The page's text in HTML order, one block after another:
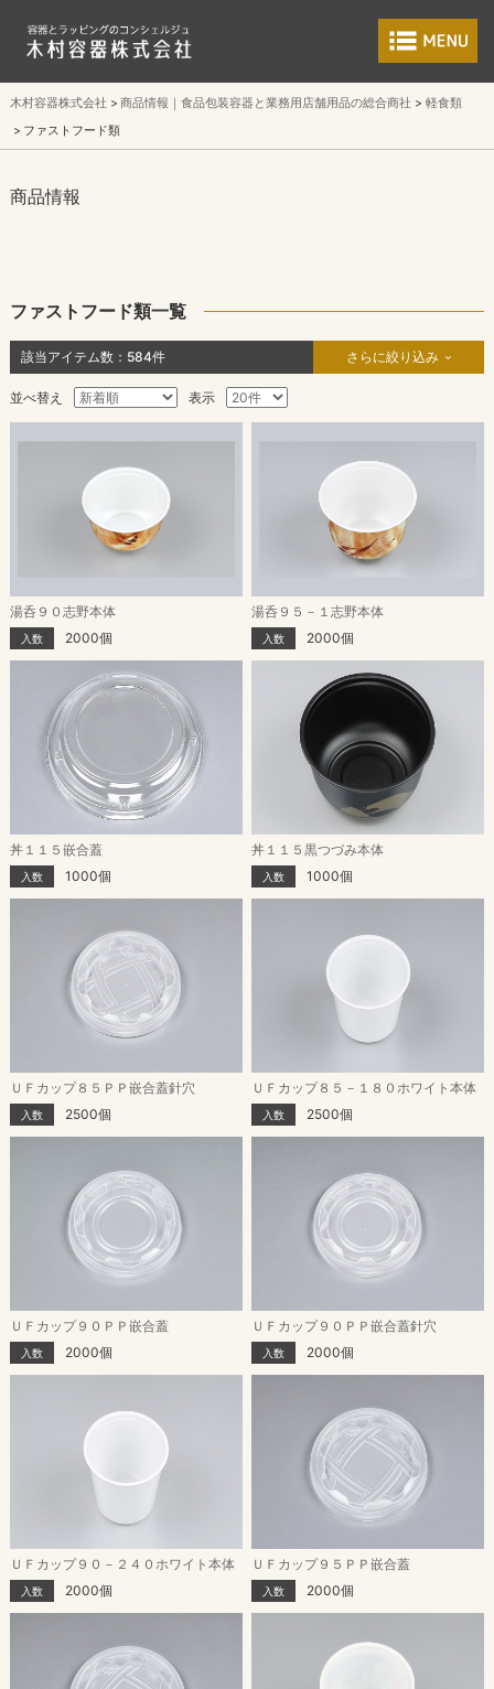
食品包装容器と
木村容器株式会社 商品情報｜食品包装容器と業務用店舗用品の総合商社
軽食類
ファストフード類
商品情報
ファストフード類一覧
該当アイテム数： 584件 さらに絞り込み
並べ替え 表示
湯呑９０志野本体
入数 2000個
湯呑９５－１志野本体
入数 2000個
丼１１５嵌合蓋
入数 1000個
丼１１５黒つづみ本体
入数 1000個
ＵＦカップ８５ＰＰ嵌合蓋針穴
入数 2500個
ＵＦカップ８５－１８０ホワイト本体
入数 2500個
ＵＦカップ９０ＰＰ嵌合蓋
入数 2000個
ＵＦカップ９０ＰＰ嵌合蓋針穴
入数 2000個
ＵＦカップ９０－２４０ホワイト本体
入数 2000個
ＵＦカップ９５ＰＰ嵌合蓋
入数 2000個